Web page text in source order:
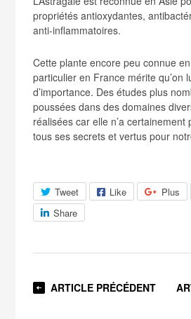
propriétés antioxydantes,
anti-inflammatoires.
Cette plante encore peu connue
particulier en France mérite qu’on
d’importance. Des études plus
poussées dans des domaines
réalisées car elle n’a
tous ses secrets et vertus pour
Tweet Like Plus
Share
ARTICLE PRÉCÉDENT